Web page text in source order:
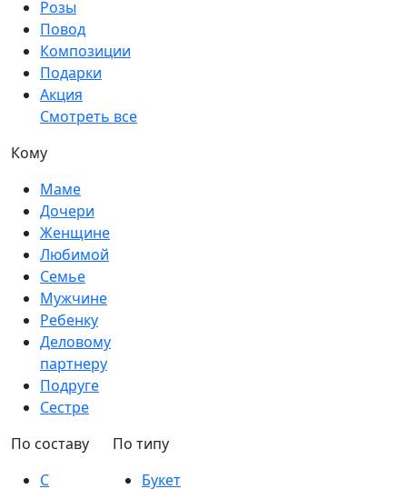
Розы
Повод
Композиции
Подарки
Акция
Смотреть все
Кому
Маме
Дочери
Женщине
Любимой
Семье
Мужчине
Ребенку
Деловому
партнеру
Подруге
Сестре
По составу
С
По типу
Букет